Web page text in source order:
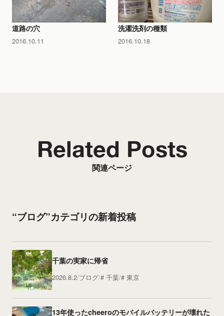
道路の穴
2016.10.11
洗濯洗剤の種類
2016.10.18
関連ページ
Related Posts
“ブログ”カテゴリの新着投稿
千葉の実家に帰省
2026.8.2 ブログ 千葉 東京
13年使ったcheeroのモバイルバッテリーが壊れた